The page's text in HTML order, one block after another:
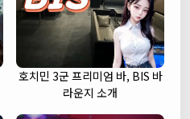
호치민 3군 프리미엄 바, BIS 바
라운지 소개